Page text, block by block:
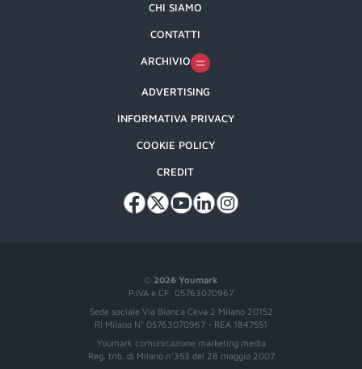
© 2026 Youmark
P.IVA e CF: 05763070967
Sede sociale Via Bianca Ceva 2 Milano 20152
RI Milano N° 05763070967 - REA 1847551
Youmark comunicazione marketing media
Reg. trib. di Milano n°353 del 28 maggio 2007
CHI SIAMO
CONTATTI
ARCHIVIO
ADVERTISING
INFORMATIVA PRIVACY
COOKIE POLICY
CREDIT